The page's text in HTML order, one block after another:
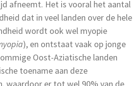
afneemt. Het is vooral het aantal
dat in veel landen over de hele
wordt ook wel myopie
), en ontstaat vaak op jonge
Oost-Aziatische landen
toename aan deze
waardoor er tot wel 90% van de